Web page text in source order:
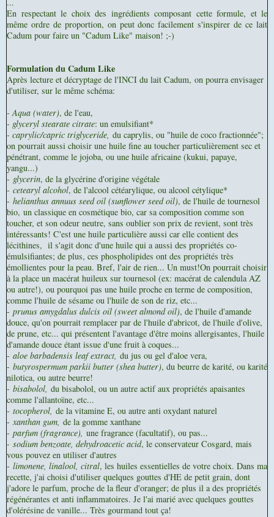
...
En respectant le choix des ingrédients composant cette formule, et le
même ordre de proportion, on peut donc facilement s'inspirer de ce lait
Cadum pour faire un "Cadum Like" maison! ;-)
Formulation du Cadum Like
Après lecture et décryptage de l'INCI du lait Cadum, on pourra envisager
d'utiliser, sur le même schéma:
- Aqua (water), de l'eau,
- glyceryl stearate citrate: un emulsifiant*
- caprylic/capric triglyceride, du caprylis, ou "huile de coco fractionnée";
on pourrait aussi choisir une huile fine au toucher particulièrement sec et
pénétrant, comme le jojoba, ou une huile africaine (kukui, papaye,
yangu...)
- glycerin, de la glycérine d'origine végétale
- cetearyl alcohol, de l'alcool cétéarylique, ou alcool cétylique*
- helianthus annuus seed oil (sunflower seed oil), de l'huile de tournesol
bio, un classique en cosmétique bio, car sa composition comme son
toucher, et son odeur neutre, sans oublier son prix de revient, sont très
intéressants! C'est une huile particulière aussi car elle contient des
lécithines, il s'agit donc d'une huile qui a aussi des propriétés co-
émulsifiantes; de plus, ces phospholipides ont des propriétés très
émollientes pour la peau. Bref, l'air de rien... Un must!On pourrait choisir
à la place un macérat huileux sur tournesol (ex: macérat de calendula AZ
ou autre!), ou pourquoi pas une huile proche en terme de composition,
comme l'huile de sésame ou l'huile de son de riz, etc...
- prunus amygdalus dulcis oil (sweet almond oil), de l'huile d'amande
douce, qu'on pourrait remplacer par de l'huile d'abricot, de l'huile d'olive,
de prune, etc... qui présentent l'avantage d'être moins allergisantes, l'huile
d'amande douce étant issue d'une fruit à coques...
- aloe barbadensis leaf extract, du jus ou gel d'aloe vera,
- butyrospermum parkii butter (shea butter), du beurre de karité, ou karité
nilotica, ou autre beurre!
- bisabolol, du bisabolol, ou un autre actif aux propriétés apaisantes
comme l'allantoïne, etc...
- tocopherol, de la vitamine E, ou autre anti oxydant naturel
-xanthan gum, de la gomme xanthane
- parfum (fragrance), une fragrance (facultatif), ou pas...
- sodium benzoate, dehydroacetic acid, le conservateur Cosgard, mais
vous pouvez en utiliser d'autres
- limonene, linalool, citral, les huiles essentielles de votre choix. Dans ma
recette, j'ai choisi d'utiliser quelques gouttes d'HE de petit grain, dont
j'adore le parfum, proche de la fleur d'oranger; de plus il a des propriétés
régénérantes et anti inflammatoires. Je l'ai marié avec quelques gouttes
d'olérésine de vanille... Très gourmand tout ça!